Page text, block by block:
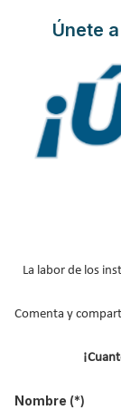
Tipo de emisor
Fotovoltaica
para la misma
construida con
supone un total
dicha demanda
de 4, el
Únete
La labor de los
Comenta y
Nombre (*)